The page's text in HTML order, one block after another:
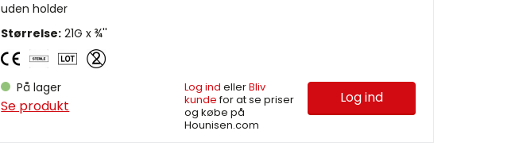
uden holder
Størrelse: 21G x ¾''
På lager
Se produkt
Log ind ellerBliv
kundefor at se priser
og købe på
Hounisen.com
Log ind